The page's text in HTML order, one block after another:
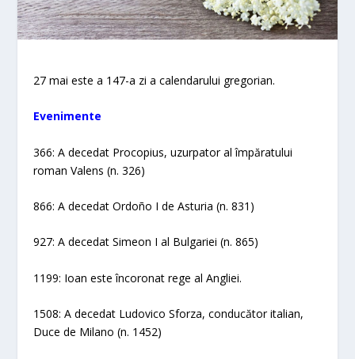
27 mai este a 147-a zi a calendarului gregorian.
Evenimente
366: A decedat Procopius, uzurpator al împăratului
roman Valens (n. 326)
866: A decedat Ordoño I de Asturia (n. 831)
927: A decedat Simeon I al Bulgariei (n. 865)
1199: Ioan este încoronat rege al Angliei.
1508: A decedat Ludovico Sforza, conducător italian,
Duce de Milano (n. 1452)